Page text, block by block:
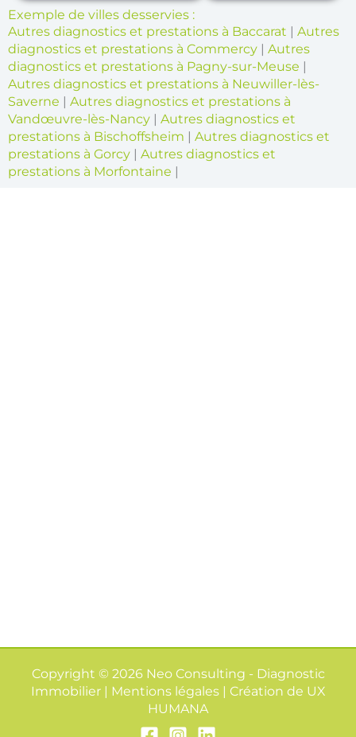
Exemple de villes desservies :
Autres diagnostics et prestations à Baccarat | Autres
diagnostics et prestations à Commercy | Autres
diagnostics et prestations à Pagny-sur-Meuse |
Autres diagnostics et prestations à Neuwiller-lès-
Saverne | Autres diagnostics et prestations à
Vandœuvre-lès-Nancy | Autres diagnostics et
prestations à Bischoffsheim | Autres diagnostics et
prestations à Gorcy | Autres diagnostics et
prestations à Morfontaine |
Copyright © 2026 Neo Consulting - Diagnostic
Immobilier | Mentions légales | Création de UX
HUMANA